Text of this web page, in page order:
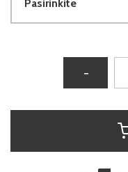
Pasirinkite
−